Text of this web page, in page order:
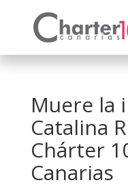
Muere la
Catalina
Chárter
Canarias